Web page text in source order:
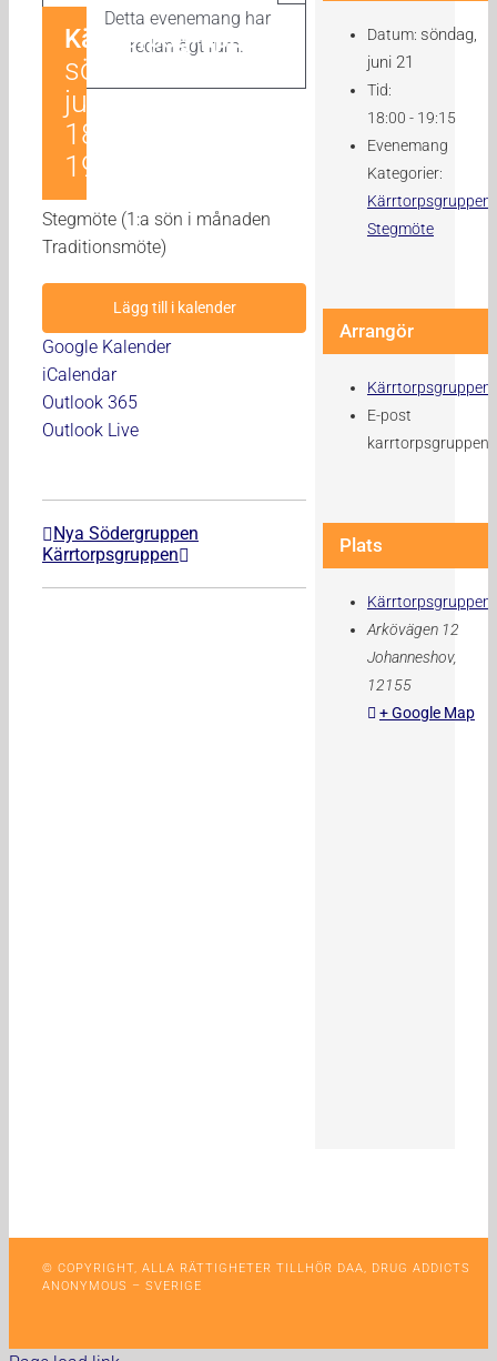
Detta evenemang har
redan ägt rum.
Kärrtorpsgruppen
söndag,
juni 21 |
18:00
19:15
Stegmöte (1:a sön i månaden
Traditionsmöte)
Lägg till i kalender
Google Kalender
iCalendar
Outlook 365
Outlook Live
Nya Södergruppen
Kärrtorpsgruppen
Datum: söndag,
juni 21
Tid:
18:00 - 19:15
Evenemang
Kategorier:
Kärrtorpsgruppen
Stegmöte
Arrangör
Kärrtorpsgruppen
E-post
Plats
Kärrtorpsgruppen
Arkövägen 12
Johanneshov,
12155
+ Google Map
© COPYRIGHT, ALLA RÄTTIGHETER TILLHÖR DAA, DRUG ADDICTS
ANONYMOUS – SVERIGE